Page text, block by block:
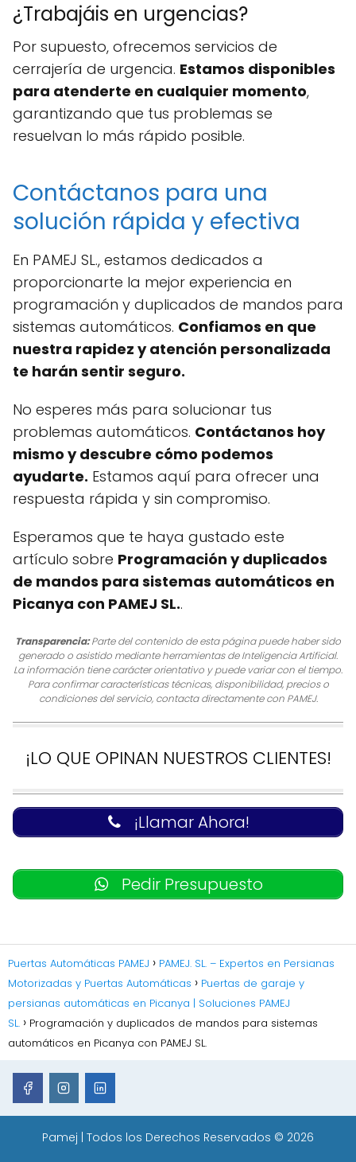
¿Trabajáis en urgencias?
Por supuesto, ofrecemos servicios de
cerrajería de urgencia. Estamos disponibles
para atenderte en cualquier momento,
garantizando que tus problemas se
resuelvan lo más rápido posible.
Contáctanos para una
solución rápida y efectiva
En PAMEJ SL., estamos dedicados a
proporcionarte la mejor experiencia en
programación y duplicados de mandos para
sistemas automáticos. Confiamos en que
nuestra rapidez y atención personalizada
te harán sentir seguro.
No esperes más para solucionar tus
problemas automáticos. Contáctanos hoy
mismo y descubre cómo podemos
ayudarte. Estamos aquí para ofrecer una
respuesta rápida y sin compromiso.
Esperamos que te haya gustado este
artículo sobre Programación y duplicados
de mandos para sistemas automáticos en
Picanya con PAMEJ SL..
Transparencia:Parte del contenido de esta página puede haber sido
generado o asistido mediante herramientas de Inteligencia Artificial.
La información tiene carácter orientativo y puede variar con el tiempo.
Para confirmar características técnicas, disponibilidad, precios o
condiciones del servicio, contacta directamente con PAMEJ.
¡LO QUE OPINAN NUESTROS CLIENTES!
¡Llamar Ahora!
Pedir Presupuesto
Puertas Automáticas PAMEJ
PAMEJ. SL. – Expertos en Persianas
Motorizadas y Puertas Automáticas
Puertas de garaje y
persianas automáticas en Picanya | Soluciones PAMEJ
SL.
Programación y duplicados de mandos para sistemas
automáticos en Picanya con PAMEJ SL.
Pamej | Todos los Derechos Reservados © 2026